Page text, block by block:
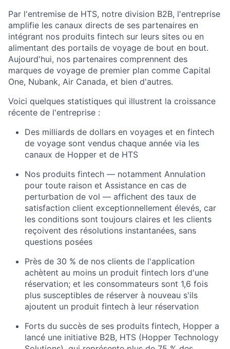
Par l'entremise de HTS, notre division B2B, l'entreprise
amplifie les canaux directs de ses partenaires en
intégrant nos produits fintech sur leurs sites ou en
alimentant des portails de voyage de bout en bout.
Aujourd'hui, nos partenaires comprennent des
marques de voyage de premier plan comme Capital
One, Nubank, Air Canada, et bien d'autres.
Voici quelques statistiques qui illustrent la croissance
récente de l'entreprise :
Des milliards de dollars en voyages et en fintech
de voyage sont vendus chaque année via les
canaux de Hopper et de HTS
Nos produits fintech — notamment Annulation
pour toute raison et Assistance en cas de
perturbation de vol — affichent des taux de
satisfaction client exceptionnellement élevés, car
les conditions sont toujours claires et les clients
reçoivent des résolutions instantanées, sans
questions posées
Près de 30 % de nos clients de l'application
achètent au moins un produit fintech lors d'une
réservation; et les consommateurs sont 1,6 fois
plus susceptibles de réserver à nouveau s'ils
ajoutent un produit fintech à leur réservation
Forts du succès de ses produits fintech, Hopper a
lancé une initiative B2B, HTS (Hopper Technology